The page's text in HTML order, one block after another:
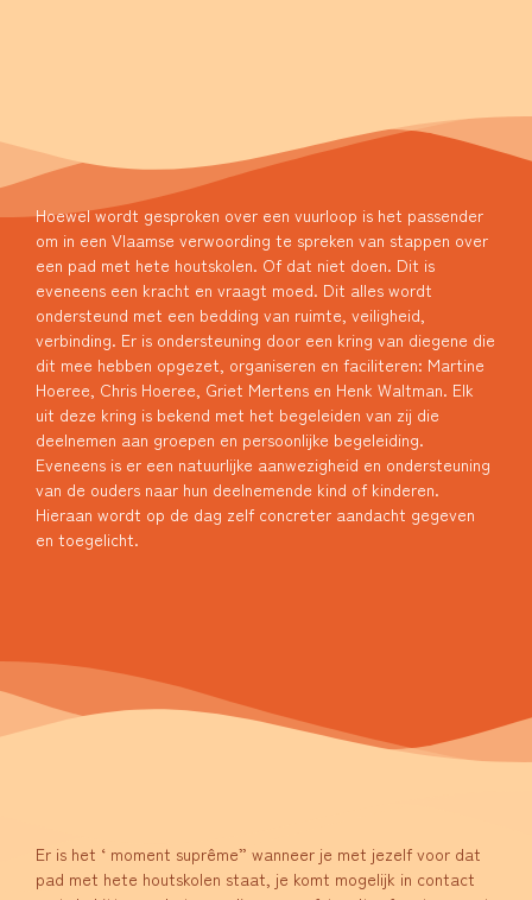
Hoewel wordt gesproken over een vuurloop is het passender
om in een Vlaamse verwoording te spreken van stappen over
een pad met hete houtskolen. Of dat niet doen. Dit is
eveneens een kracht en vraagt moed. Dit alles wordt
ondersteund met een bedding van ruimte, veiligheid,
verbinding. Er is ondersteuning door een kring van diegene die
dit mee hebben opgezet, organiseren en faciliteren: Martine
Hoeree, Chris Hoeree, Griet Mertens en Henk Waltman. Elk
uit deze kring is bekend met het begeleiden van zij die
deelnemen aan groepen en persoonlijke begeleiding.
Eveneens is er een natuurlijke aanwezigheid en ondersteuning
van de ouders naar hun deelnemende kind of kinderen.
Hieraan wordt op de dag zelf concreter aandacht gegeven
en toegelicht.
Er is het ‘ moment suprême” wanneer je met jezelf voor dat
pad met hete houtskolen staat, je komt mogelijk in contact